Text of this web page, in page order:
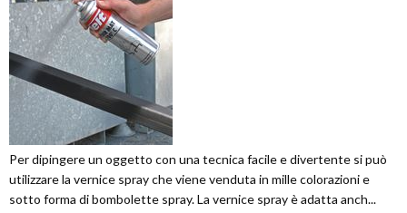
Per dipingere un oggetto con una tecnica facile e divertente si può
utilizzare la vernice spray che viene venduta in mille colorazioni e
sotto forma di bombolette spray. La vernice spray è adatta anch...